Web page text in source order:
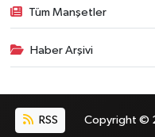
Tüm Manşetler
Haber Arşivi
RSS Copyright ©